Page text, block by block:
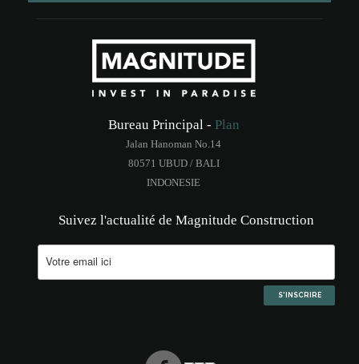
Bureau Principal - Plan
Jalan Hanoman No.14
80571 UBUD / BALI
INDONESIE
Suivez l'actualité de Magnitude Construction